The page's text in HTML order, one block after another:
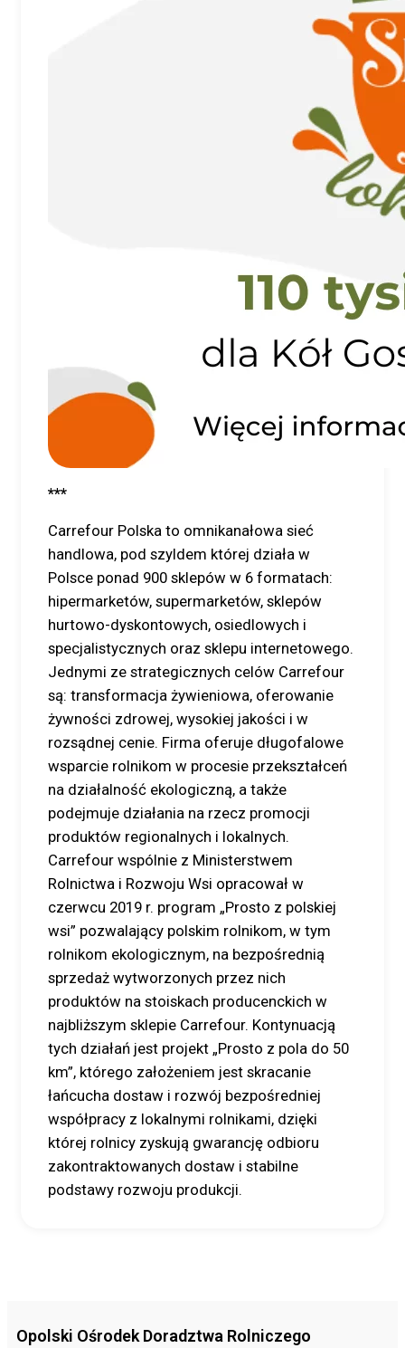
***
Carrefour Polska to omnikanałowa sieć
handlowa, pod szyldem której działa w
Polsce ponad 900 sklepów w 6 formatach:
hipermarketów, supermarketów, sklepów
hurtowo-dyskontowych, osiedlowych i
specjalistycznych oraz sklepu internetowego.
Jednymi ze strategicznych celów Carrefour
są: transformacja żywieniowa, oferowanie
żywności zdrowej, wysokiej jakości i w
rozsądnej cenie. Firma oferuje długofalowe
wsparcie rolnikom w procesie przekształceń
na działalność ekologiczną, a także
podejmuje działania na rzecz promocji
produktów regionalnych i lokalnych.
Carrefour wspólnie z Ministerstwem
Rolnictwa i Rozwoju Wsi opracował w
czerwcu 2019 r. program „Prosto z polskiej
wsi” pozwalający polskim rolnikom, w tym
rolnikom ekologicznym, na bezpośrednią
sprzedaż wytworzonych przez nich
produktów na stoiskach producenckich w
najbliższym sklepie Carrefour. Kontynuacją
tych działań jest projekt „Prosto z pola do 50
km”, którego założeniem jest skracanie
łańcucha dostaw i rozwój bezpośredniej
współpracy z lokalnymi rolnikami, dzięki
której rolnicy zyskują gwarancję odbioru
zakontraktowanych dostaw i stabilne
podstawy rozwoju produkcji.
Opolski Ośrodek Doradztwa Rolniczego